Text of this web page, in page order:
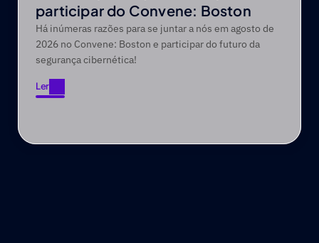
participar do Convene: Boston
Há inúmeras razões para se juntar a nós em agosto de
2026 no Convene: Boston e participar do futuro da
segurança cibernética!
Ler
Ler